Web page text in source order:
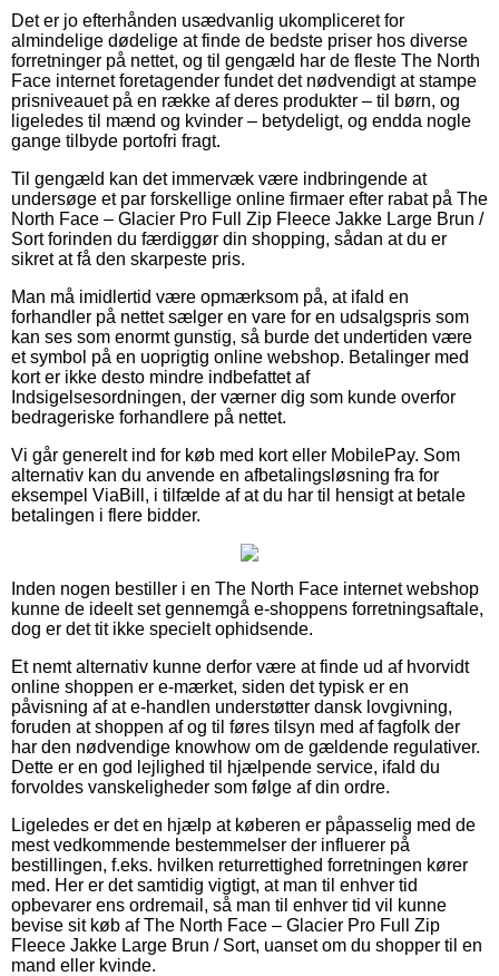
Det er jo efterhånden usædvanlig ukompliceret for
almindelige dødelige at finde de bedste priser hos diverse
forretninger på nettet, og til gengæld har de fleste The North
Face internet foretagender fundet det nødvendigt at stampe
prisniveauet på en række af deres produkter – til børn, og
ligeledes til mænd og kvinder – betydeligt, og endda nogle
gange tilbyde portofri fragt.
Til gengæld kan det immervæk være indbringende at
undersøge et par forskellige online firmaer efter rabat på The
North Face – Glacier Pro Full Zip Fleece Jakke Large Brun /
Sort forinden du færdiggør din shopping, sådan at du er
sikret at få den skarpeste pris.
Man må imidlertid være opmærksom på, at ifald en
forhandler på nettet sælger en vare for en udsalgspris som
kan ses som enormt gunstig, så burde det undertiden være
et symbol på en uoprigtig online webshop. Betalinger med
kort er ikke desto mindre indbefattet af
Indsigelsesordningen, der værner dig som kunde overfor
bedrageriske forhandlere på nettet.
Vi går generelt ind for køb med kort eller MobilePay. Som
alternativ kan du anvende en afbetalingsløsning fra for
eksempel ViaBill, i tilfælde af at du har til hensigt at betale
betalingen i flere bidder.
Inden nogen bestiller i en The North Face internet webshop
kunne de ideelt set gennemgå e-shoppens forretningsaftale,
dog er det tit ikke specielt ophidsende.
Et nemt alternativ kunne derfor være at finde ud af hvorvidt
online shoppen er e-mærket, siden det typisk er en
påvisning af at e-handlen understøtter dansk lovgivning,
foruden at shoppen af og til føres tilsyn med af fagfolk der
har den nødvendige knowhow om de gældende regulativer.
Dette er en god lejlighed til hjælpende service, ifald du
forvoldes vanskeligheder som følge af din ordre.
Ligeledes er det en hjælp at køberen er påpasselig med de
mest vedkommende bestemmelser der influerer på
bestillingen, f.eks. hvilken returrettighed forretningen kører
med. Her er det samtidig vigtigt, at man til enhver tid
opbevarer ens ordremail, så man til enhver tid vil kunne
bevise sit køb af The North Face – Glacier Pro Full Zip
Fleece Jakke Large Brun / Sort, uanset om du shopper til en
mand eller kvinde.